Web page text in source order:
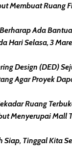
Membuat Ruang
Ada
Hari Selasa, 3
Design (DED)
Agar Proyek
Ruang
Menyerupai Mall
Tinggal Kita